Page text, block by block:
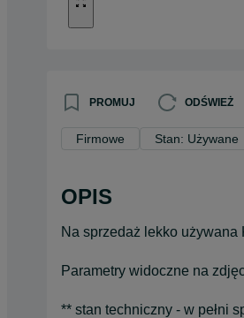
PROMUJ ODŚWIEŻ
Firmowe Stan: Używane
OPIS
Na sprzedaż lekko
Parametry widoczne na
** stan techniczny - w pełni